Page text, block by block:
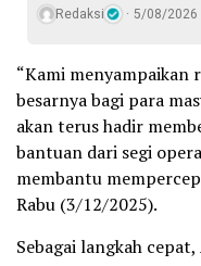
Redaksi 5/08/2026
“Kami menyampaikan
besarnya bagi para
akan terus hadir
bantuan dari segi
membantu
Rabu (3/12/2025).
Sebagai langkah